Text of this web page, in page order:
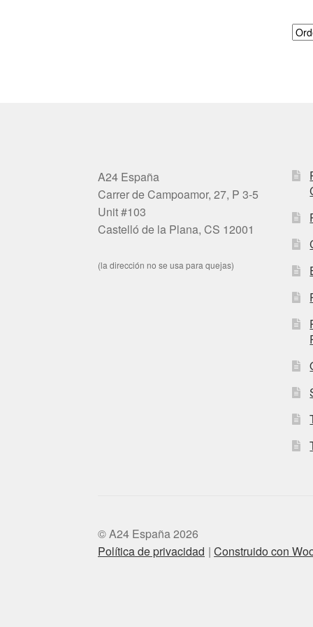
A24 España
Carrer de Campoamor, 27, P 3-5
Unit #103
Castelló de la Plana, CS 12001
(la dirección no se usa para quejas)
© A24 España 2026
Política de privacidad
Construido con